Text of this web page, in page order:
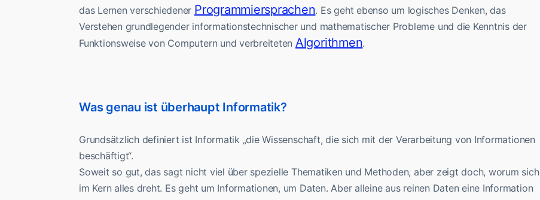
das Lernen verschiedener Programmiersprachen. Es geht ebenso um logisches Denken, das
Verstehen grundlegender informationstechnischer und mathematischer Probleme und die Kenntnis der
Funktionsweise von Computern und verbreiteten Algorithmen.
Was genau ist überhaupt Informatik?
Grundsätzlich definiert ist Informatik „die Wissenschaft, die sich mit der Verarbeitung von Informationen
beschäftigt“.
Soweit so gut, das sagt nicht viel über spezielle Thematiken und Methoden, aber zeigt doch, worum sich
im Kern alles dreht. Es geht um Informationen, um Daten. Aber alleine aus reinen Daten eine Information